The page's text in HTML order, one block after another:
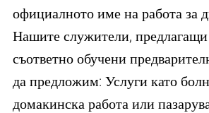
официалното име на работа за
Нашите служители,
съответно обучени
да предложим: Услуги като
домакинска работа или